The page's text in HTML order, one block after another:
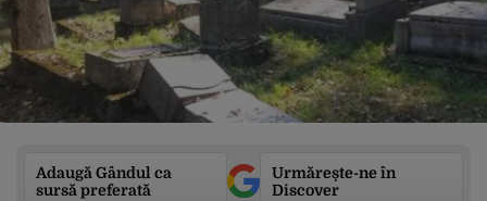
Adaugă Gândul ca
sursă preferată
Urmărește-ne în
Discover